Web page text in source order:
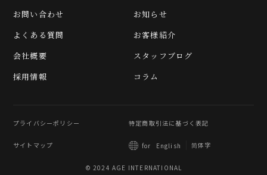
お知らせ
お客様紹介
スタッフブログ
コラム
お問い合わせ
よくある質問
会社概要
採用情報
プライバシーポリシー 特定商取引法に基づく表記
サイトマップ for English 简体字
© 2024 AGE INTERNATIONAL